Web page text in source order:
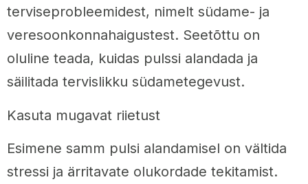
terviseprobleemidest, nimelt südame- ja
veresoonkonnahaigustest. Seetõttu on
oluline teada, kuidas pulssi alandada ja
säilitada tervislikku südametegevust.
Kasuta mugavat riietust
Esimene samm pulsi alandamisel on vältida
stressi ja ärritavate olukordade tekitamist.